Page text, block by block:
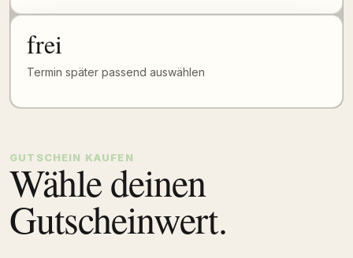
frei
Termin später passend auswählen
GUTSCHEIN KAUFEN
Wähle deinen
Gutscheinwert.